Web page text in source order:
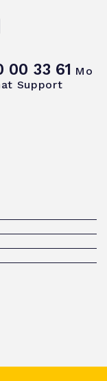
00 33 61 Mo
Support